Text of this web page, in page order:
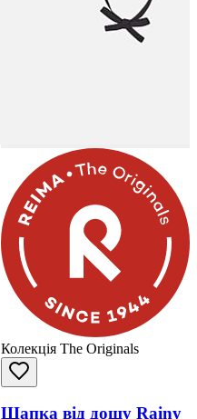
Колекція The Originals
Шапка від дощу Rainy